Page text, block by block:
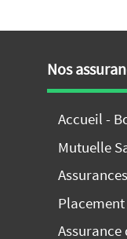
Nos
Accueil -
Mutuelle